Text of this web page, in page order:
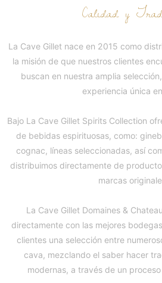
Calidad y
La Cave Gillet nace en 2015 como
la misión de que nuestros clientes
buscan en nuestra amplia
experiencia única
Bajo La Cave Gillet Spirits Collection
de bebidas espirituosas, como:
cognac, líneas seleccionadas, así
distribuimos directamente de
marcas
La Cave Gillet Domaines &
directamente con las mejores
clientes una selección entre
cava, mezclando el saber hacer
modernas, a través de un